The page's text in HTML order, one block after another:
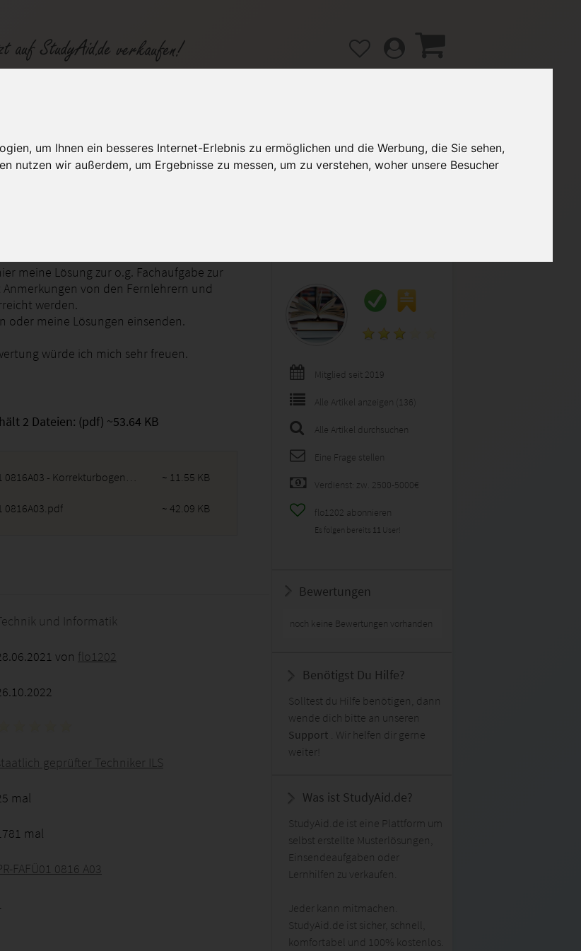
um Ihnen ein besseres Internet-Erlebnis zu ermöglichen und die Werbung, die Sie sehen,
nutzen wir außerdem, um Ergebnisse zu messen, um zu verstehen, woher unsere Besucher
0816 A03 - Note 1
Kategorien Studiengänge / Lehrgänge Hilfe / FAQ
meine Lösung zur o.g. Fachaufgabe zur
von den Fernlehrern und
werden.
oder meine Lösungen einsenden.
würde ich mich sehr freuen.
2 Dateien: (pdf) ~53.64 KB
PR-FAFUu030801 0816A03 - Korrekturbogen.pdf ~ 11.55 KB
0816A03.pdf ~ 42.09 KB
und Informatik
von flo1202
geprüfter Techniker ILS
mal
mal
FAFÜ01 0816 A03
Mitglied seit 2019
Alle Artikel anzeigen (136)
Alle Artikel durchsuchen
Eine Frage stellen
Verdienst: zw. 2500-5000€
flo1202 abonnieren
Es folgen bereits 11 User!
Bewertungen
noch keine Bewertungen vorhanden
Benötigst Du Hilfe?
Solltest du Hilfe benötigen, dann
wende dich bitte an unseren
Support . Wir helfen dir gerne
weiter!
Was ist StudyAid.de?
StudyAid.de ist eine Plattform um
selbst erstellte Musterlösungen,
Einsendeaufgaben oder
Lernhilfen zu verkaufen.
Jeder kann mitmachen.
StudyAid.de ist sicher, schnell,
komfortabel und 100% kostenlos.